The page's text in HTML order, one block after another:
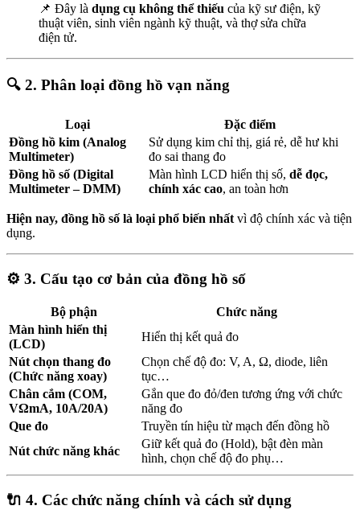
📌 Đây là dụng cụ không thể thiếu của kỹ sư điện, kỹ
thuật viên, sinh viên ngành kỹ thuật, và thợ sửa chữa
điện tử.
🔍 2. Phân loại đồng hồ vạn năng
Loại
Đặc điểm
Đồng hồ kim (Analog
Multimeter)
Sử dụng kim chỉ thị, giá rẻ, dễ hư khi
đo sai thang đo
Đồng hồ số (Digital
Multimeter – DMM)
Màn hình LCD hiển thị số, dễ đọc,
chính xác cao, an toàn hơn
Hiện nay, đồng hồ số là loại phổ biến nhất vì độ chính xác và tiện
dụng.
⚙️ 3. Cấu tạo cơ bản của đồng hồ số
Bộ phận
Chức năng
Màn hình hiển thị
(LCD)
Hiển thị kết quả đo
Nút chọn thang đo
(Chức năng xoay)
Chọn chế độ đo: V, A, Ω, diode, liên
tục…
Chân cắm (COM,
VΩmA, 10A/20A)
Gắn que đo đỏ/đen tương ứng với chức
năng đo
Que đo
Truyền tín hiệu từ mạch đến đồng hồ
Nút chức năng khác
Giữ kết quả đo (Hold), bật đèn màn
hình, chọn chế độ đo phụ…
🔌 4. Các chức năng chính và cách sử dụng